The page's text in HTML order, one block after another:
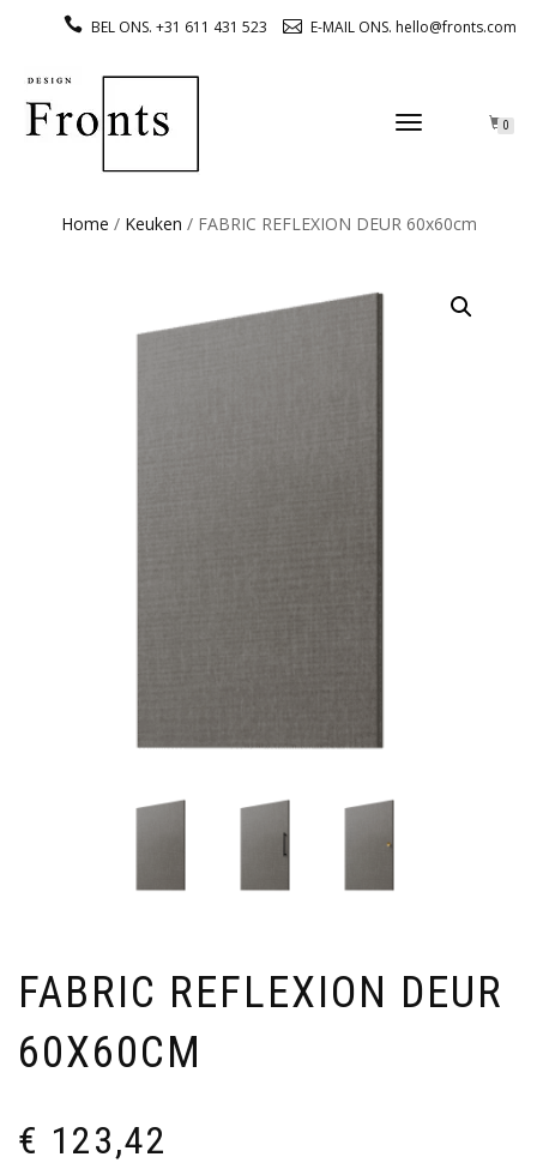
BEL ONS. +31 611 431 523 E-MAIL ONS. hello@fronts.com
TOGGLE
0
Home / Keuken / FABRIC REFLEXION DEUR 60x60cm
FABRIC REFLEXION DEUR
60X60CM
€ 123,42